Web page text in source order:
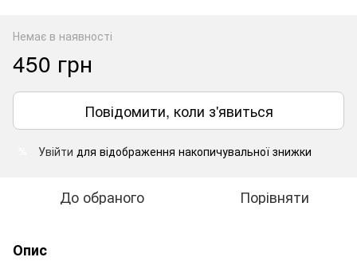
Немає в наявності
450 грн
Повідомити, коли з'явиться
Увійти для відображення накопичувальної знижки
До обраного Порівняти
Опис